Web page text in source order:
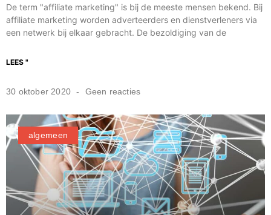
De term "affiliate marketing" is bij de meeste mensen bekend. Bij
affiliate marketing worden adverteerders en dienstverleners via
een netwerk bij elkaar gebracht. De bezoldiging van de
LEES "
30 oktober 2020 Geen reacties
algemeen